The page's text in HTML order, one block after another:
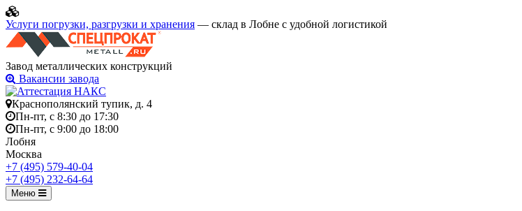
Услуги погрузки, разгрузки и хранения — склад в Лобне с удобной логистикой
Завод металлических конструкций
Вакансии завода
Краснополянский тупик, д. 4
Пн-пт, с 8:30 до 17:30
Пн-пт, с 9:00 до 18:00
Лобня
Москва
+7 (495) 579-40-04
+7 (495) 232-64-64
Меню